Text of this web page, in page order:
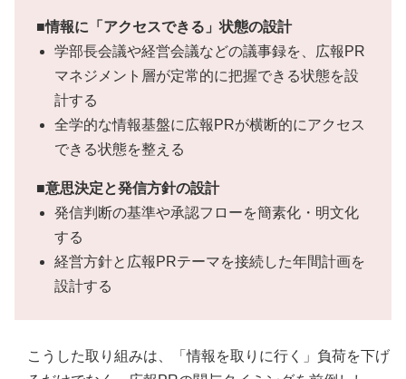
■情報に「アクセスできる」状態の設計
学部長会議や経営会議などの議事録を、広報PR
マネジメント層が定常的に把握できる状態を設
計する
全学的な情報基盤に広報PRが横断的にアクセス
できる状態を整える
■意思決定と発信方針の設計
発信判断の基準や承認フローを簡素化・明文化
する
経営方針と広報PRテーマを接続した年間計画を
設計する
こうした取り組みは、「情報を取りに行く」負荷を下げ